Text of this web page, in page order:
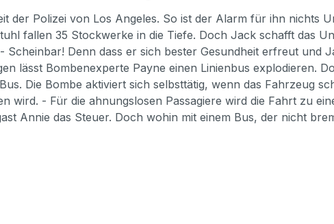
der Polizei von Los Angeles. So ist der Alarm für ihn nichts
fallen 35 Stockwerke in die Tiefe. Doch Jack schafft das
Scheinbar! Denn dass er sich bester Gesundheit erfreut und
lässt Bombenexperte Payne einen Linienbus explodieren.
Die Bombe aktiviert sich selbsttätig, wenn das Fahrzeug
wird. - Für die ahnungslosen Passagiere wird die Fahrt zu
Annie das Steuer. Doch wohin mit einem Bus, der nicht